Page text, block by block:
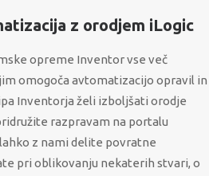
z orodjem iLogic
opreme Inventor vse več
omogoča avtomatizacijo opravil in
Inventorja želi izboljšati orodje
razpravam na portalu
z nami delite povratne
pri oblikovanju nekaterih stvari, o